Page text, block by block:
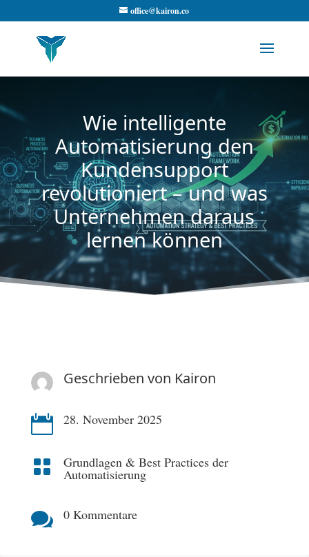
office@kairon.co
Wie intelligente
Automatisierung den
Kundensupport
revolutioniert – und was
Unternehmen daraus
lernen können
Geschrieben von Kairon
 28. November 2025
 Grundlagen & Best Practices der
Automatisierung
 0 Kommentare